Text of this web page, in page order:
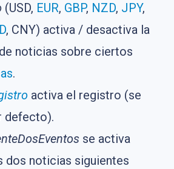
(USD, EUR, GBP, NZD, JPY,
, CNY) activa / desactiva la
noticias sobre ciertos
.
activa el registro (se
defecto).
se activa
dos noticias siguientes